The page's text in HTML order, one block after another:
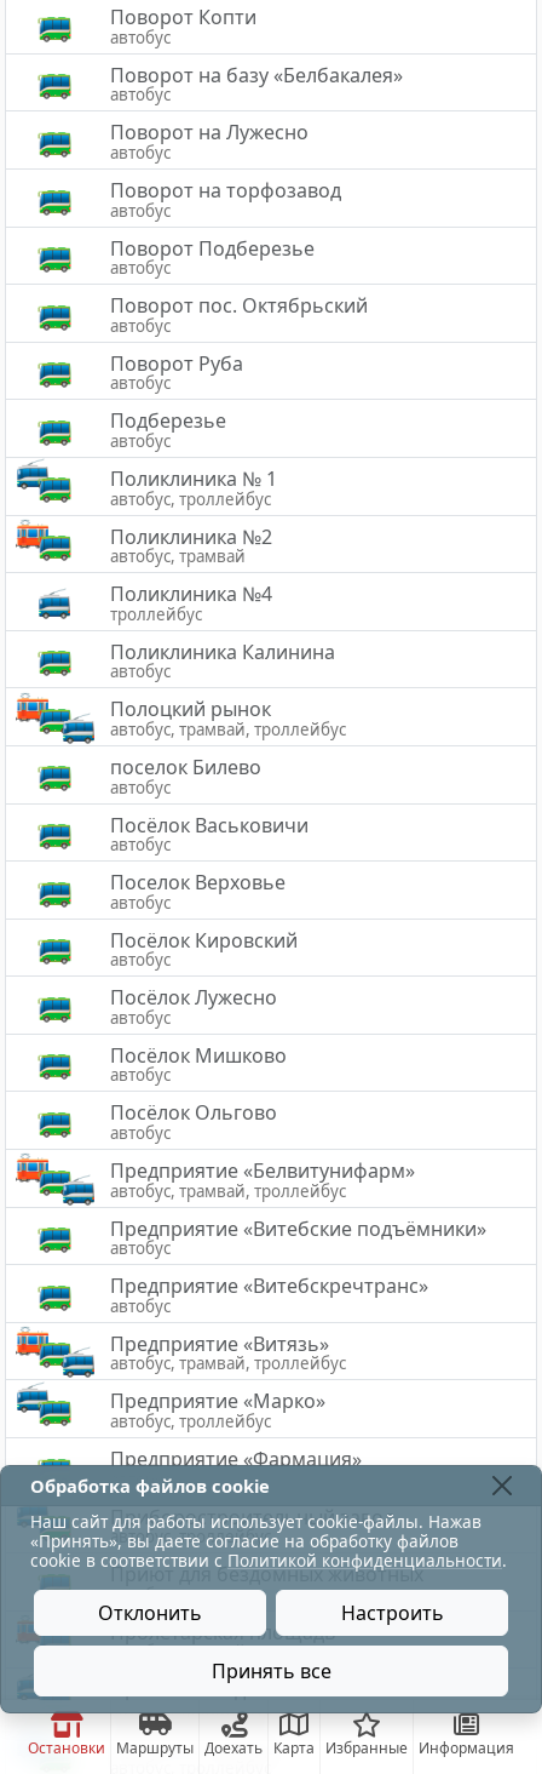
Остановки Маршруты Доехать Карта Избранные Информация
Поворот Копти
автобус
Поворот на базу «Белбакалея»
автобус
Поворот на Лужесно
автобус
Поворот на торфозавод
автобус
Поворот Подберезье
автобус
Поворот пос. Октябрьский
автобус
Поворот Руба
автобус
Подберезье
автобус
Поликлиника № 1
автобус, троллейбус
Поликлиника №2
автобус, трамвай
Поликлиника №4
троллейбус
Поликлиника Калинина
автобус
Полоцкий рынок
автобус, трамвай, троллейбус
поселок Билево
автобус
Посёлок Васьковичи
автобус
Поселок Верховье
автобус
Посёлок Кировский
автобус
Посёлок Лужесно
автобус
Посёлок Мишково
автобус
Посёлок Ольгово
автобус
Предприятие «Белвитунифарм»
автобус, трамвай, троллейбус
Предприятие «Витебские подъёмники»
автобус
Предприятие «Витебскречтранс»
автобус
Предприятие «Витязь»
автобус, трамвай, троллейбус
Предприятие «Марко»
автобус, троллейбус
Предприятие «Фармация»
автобус
Приборостроительный завод
автобус, троллейбус
Приют для бездомных животных
автобус
Пролетарская площадь
автобус, трамвай
Проспект Людникова
автобус, троллейбус
Проспект Победы
Обработка файлов cookie
Наш сайт для работы использует cookie-файлы. Нажав
«Принять», вы даете согласие на обработку файлов
cookie в соответствии с Политикой конфиденциальности.
Отклонить Настроить
Принять все